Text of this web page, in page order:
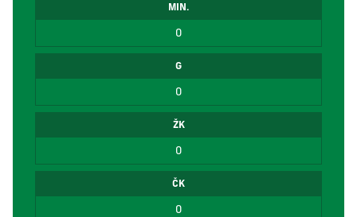
MIN.
0
G
0
ŽK
0
ČK
0